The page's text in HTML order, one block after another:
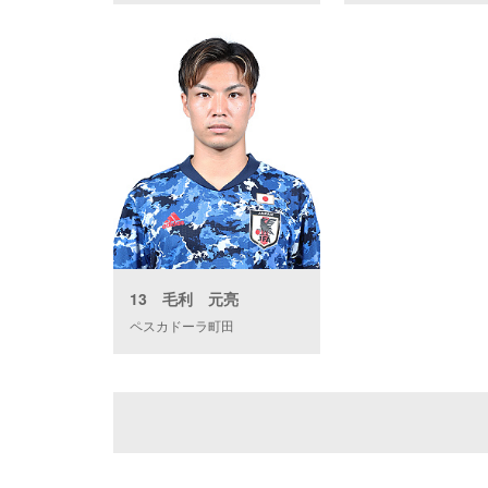
13 毛利 元亮
ペスカドーラ町田